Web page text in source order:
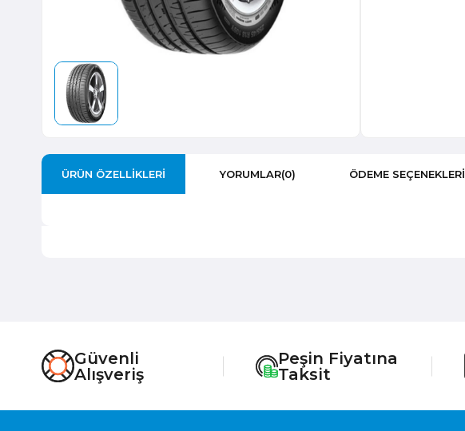
ÜRÜN ÖZELLIKLERI YORUMLAR(0) ÖDEME SEÇENEKLERI
Güvenli
Alışveriş
Peşin Fiyatına
Taksit